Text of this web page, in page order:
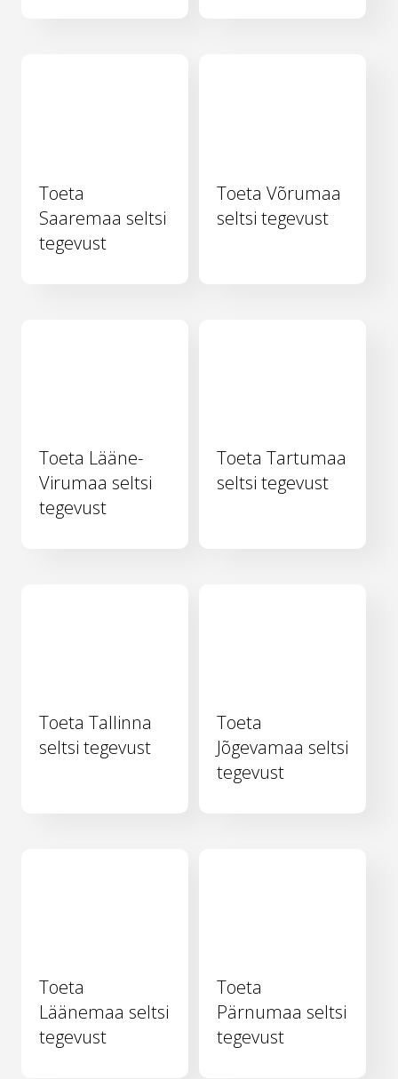
Toeta
Saaremaa seltsi
tegevust
Toeta Võrumaa
seltsi tegevust
Toeta Lääne-
Virumaa seltsi
tegevust
Toeta Tartumaa
seltsi tegevust
Toeta Tallinna
seltsi tegevust
Toeta
Jõgevamaa seltsi
tegevust
Toeta
Läänemaa seltsi
tegevust
Toeta
Pärnumaa seltsi
tegevust